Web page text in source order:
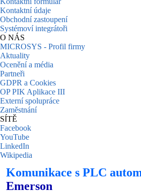
Kontaktní údaje
Obchodní zastoupení
Systémoví integrátoři
O NÁS
MICROSYS - Profil firmy
Aktuality
Ocenění a média
Partneři
GDPR a Cookies
OP PIK Aplikace III
Externí spolupráce
Zaměstnání
SÍTĚ
Facebook
YouTube
LinkedIn
Wikipedia
Komunikace s PLC
Emerson